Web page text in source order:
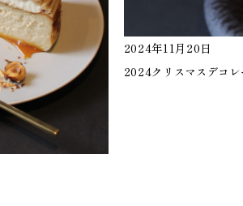
2024年11月20日
2024クリスマスデコレ